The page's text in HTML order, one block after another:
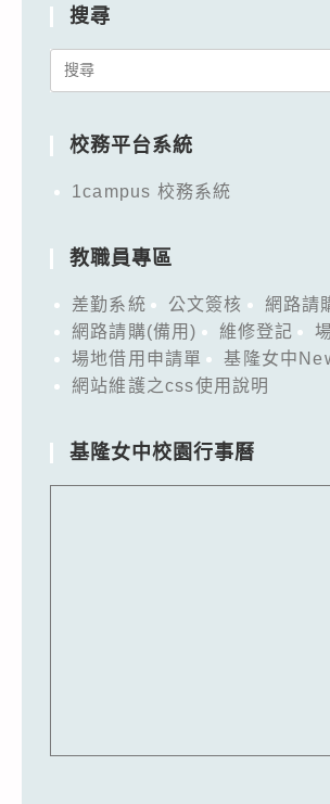
搜尋
Search
校務平台系統
1campus 校務系統
教職員專區
差勤系統 公文簽核
網路請
網路請購(備用)
維修登記
場地借用申請單
基隆女中
網站維護之css使用說明
基隆女中校園行事曆